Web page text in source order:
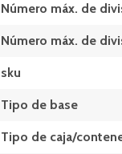
Número máx. de
Número máx. de
sku
Tipo de base
Tipo de caja/